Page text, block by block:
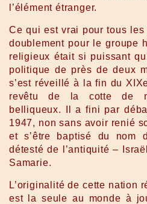
l’élément étranger.
Ce qui est vrai pour tous
doublement pour le groupe
religieux était si puissant
politique de près de deux
s’est réveillé à la fin du
revêtu de la cotte de
belliqueux. Il a fini par
1947, non sans avoir renié
et s’être baptisé du nom
détesté de l’antiquité –
Samarie.
L’originalité de cette nation
est la seule au monde à